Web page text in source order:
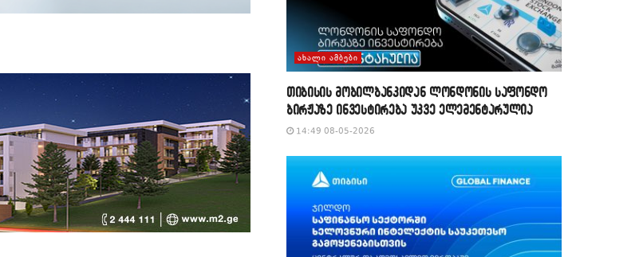
ᲐᲮᲐᲚᲘ ᲐᲛᲑᲔᲑᲘ
თიბისის მობილბანკიდან ლონდონის საფონდო
ბირჟაზე ინვესტირება უკვე ელემენტარულია
14:49 08-05-2026